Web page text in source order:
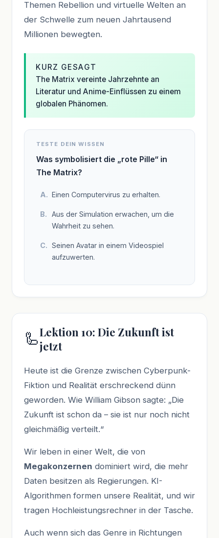
Themen Rebellion und virtuelle Welten an
der Schwelle zum neuen Jahrtausend
Millionen bewegten.
KURZ GESAGT
The Matrix vereinte Jahrzehnte an
Literatur und Anime-Einflüssen zu einem
globalen Phänomen.
TESTE DEIN WISSEN
Was symbolisiert die „rote Pille“ in
The Matrix?
Einen Computervirus zu erhalten.
Aus der Simulation erwachen, um die
Wahrheit zu sehen.
Seinen Avatar in einem Videospiel
aufzuwerten.
🦾Lektion 10: Die Zukunft ist
jetzt
Heute ist die Grenze zwischen Cyberpunk-
Fiktion und Realität erschreckend dünn
geworden. Wie William Gibson sagte: „Die
Zukunft ist schon da – sie ist nur noch nicht
gleichmäßig verteilt.“
Wir leben in einer Welt, die von
Megakonzernen dominiert wird, die mehr
Daten besitzen als Regierungen. KI-
Algorithmen formen unsere Realität, und wir
tragen Hochleistungsrechner in der Tasche.
Auch wenn sich das Genre in Richtungen